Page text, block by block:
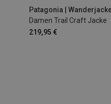
Patagonia |
Damen Trail Craft Jacke
219,95 €